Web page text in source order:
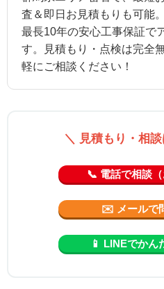
査＆即日お見積もりも可能。
最長10年の安心工事保証で
す。見積もり・点検は完全
軽にご相談ください！
＼ 見積もり・相
📞 電話で相談（
✉️ メールで
📱 LINEでかん